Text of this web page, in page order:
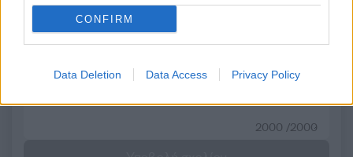
CONFIRM
Data Deletion Data Access Privacy Policy
2000 /2000